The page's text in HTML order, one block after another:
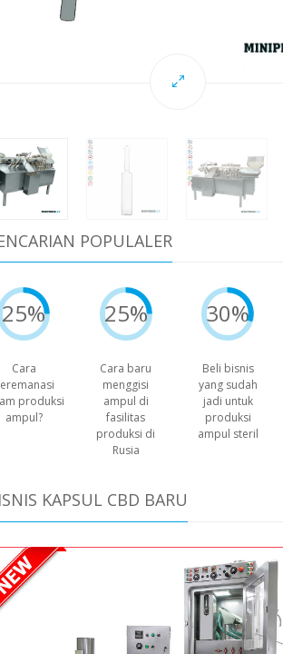
POPULALER
25%
Cara
produksi
ampul?
25%
Cara baru
menggisi
ampul di
fasilitas
produksi di
Rusia
30%
Beli bisnis
yang sudah
jadi untuk
produksi
ampul steril
KAPSUL CBD BARU